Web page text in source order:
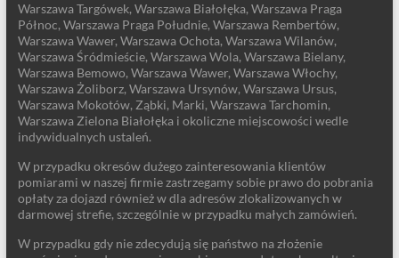
Warszawa Targówek, Warszawa Białołęka, Warszawa Praga
Północ, Warszawa Praga Południe, Warszawa Rembertów,
Warszawa Wawer, Warszawa Ochota, Warszawa Wilanów,
Warszawa Śródmieście, Warszawa Wola, Warszawa Bielany,
Warszawa Bemowo, Warszawa Wawer, Warszawa Włochy,
Warszawa Żoliborz, Warszawa Ursynów, Warszawa Ursus,
Warszawa Mokotów, Ząbki, Marki, Warszawa Tarchomin,
Warszawa Zielona Białołęka i okoliczne miejscowości wedle
indywidualnych ustaleń.
W przypadku okresów dużego zainteresowania klientów
pomiarami w naszej firmie zastrzegamy sobie prawo do pobrania
opłaty za dojazd również w dla adresów zlokalizowanych w
darmowej strefie, szczególnie w przypadku małych zamówień.
W przypadku gdy nie zdecydują się państwo na złożenie